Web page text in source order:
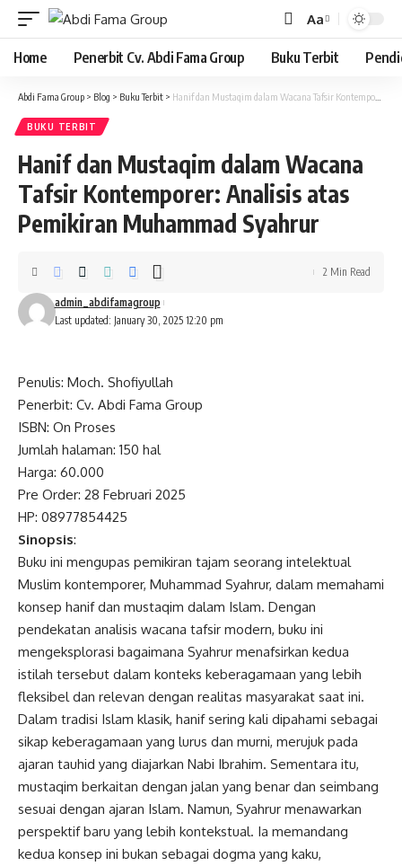
Font
Resizer
Aa
Home Penerbit Cv. Abdi Fama Group Buku Terbit
Abdi Fama Group > Blog > Buku Terbit > Hanif dan Mustaqim dalam Wacana Tafsir Kontemporer: Analisis atas Pemikiran Muhammad Syahrur
BUKU TERBIT
Hanif dan Mustaqim dalam Wacana
Tafsir Kontemporer: Analisis atas
Pemikiran Muhammad Syahrur
Last updated: January 30, 2025 12:20 pm
admin_abdifamagroup
2 Min Read
Penulis: Moch. Shofiyullah
Penerbit: Cv. Abdi Fama Group
ISBN: On Proses
Jumlah halaman: 150 hal
Harga: 60.000
Pre Order: 28 Februari 2025
HP: 08977854425
Sinopsis:
Buku ini mengupas pemikiran tajam seorang intelektual
Muslim kontemporer, Muhammad Syahrur, dalam memahami
konsep hanif dan mustaqim dalam Islam. Dengan
pendekatan analisis wacana tafsir modern, buku ini
mengeksplorasi bagaimana Syahrur menafsirkan kedua
istilah tersebut dalam konteks keberagamaan yang lebih
fleksibel dan relevan dengan realitas masyarakat saat ini.
Dalam tradisi Islam klasik, hanif sering kali dipahami sebagai
sikap keberagamaan yang lurus dan murni, merujuk pada
ajaran tauhid yang diajarkan Nabi Ibrahim. Sementara itu,
mustaqim berkaitan dengan jalan yang benar dan seimbang
sesuai dengan ajaran Islam. Namun, Syahrur menawarkan
perspektif baru yang lebih kontekstual. Ia memandang
kedua konsep ini bukan sebagai dogma yang kaku,